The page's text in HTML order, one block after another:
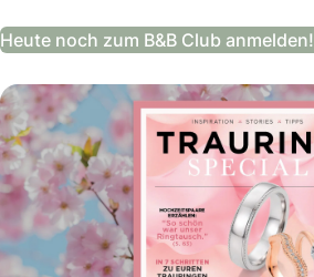
Heute noch zum B&B Club anmelden!